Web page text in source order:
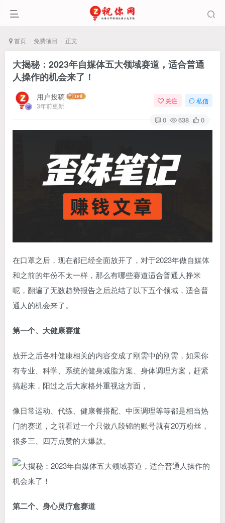
首页 免费项目 正文
大揭秘：2023年自媒体五大领域赛道，适合普通
人操作的机会来了！
用户投稿
3年前更新
关注 私信
0 638 0
在口罩之后，现在都已经全面放开了，对于2023年做自媒体
和之前的年份不太一样，那么有哪些赛道适合普通人挣米
呢，翻遍了无数趋势报告之后总结了以下五个领域，适合普
通人的机会来了。
第一个、大健康赛道
放开之后各种健康相关的内容变成了刚需中的刚需，如果你
有专业、科学、系统的健身减脂方案、身体调理方案，赶紧
搞起来，阳过之后大家格外重视这方面，
像日常运动、代练、健康餐搭配、中医调理等等都是相当热
门的赛道，之前看过一个只做八段锦的账号就有20万粉丝，
很多三、四万点赞的大爆款。
第二个、身心灵疗愈赛道